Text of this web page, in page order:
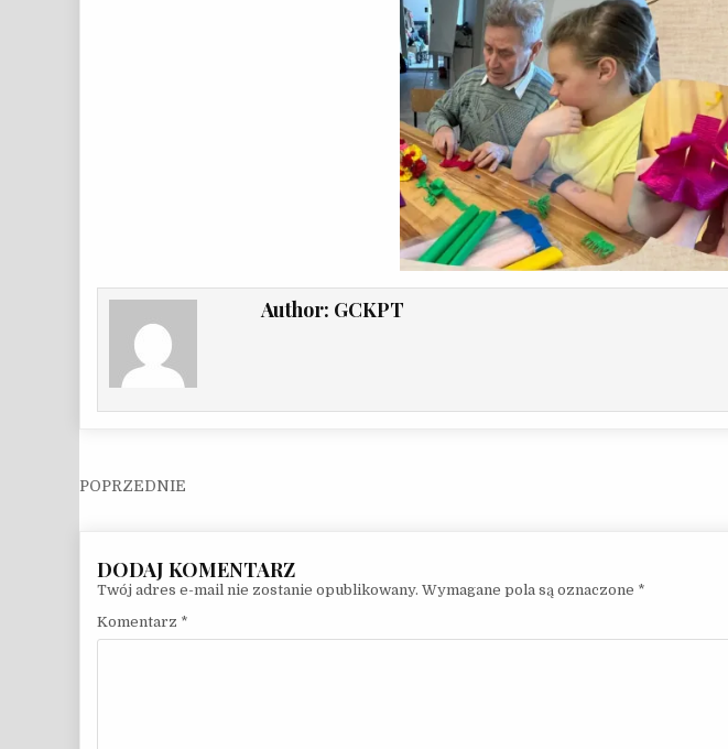
Author: GCKPT
Nawigacja wpisu
Twój adres e-mail nie zostanie opublikowany. Wymagane pola są oznaczone *
Komentarz *